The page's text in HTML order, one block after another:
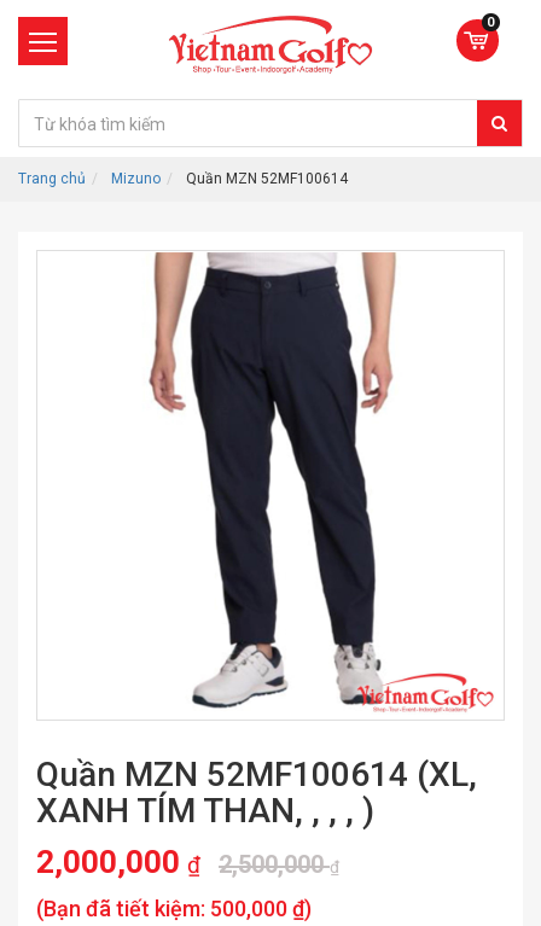
0
Trang chủ Mizuno Quần MZN 52MF100614
Quần MZN 52MF100614 (XL,
XANH TÍM THAN, , , , )
2,000,000 ₫ 2,500,000₫
(Bạn đã tiết kiệm: 500,000 ₫)